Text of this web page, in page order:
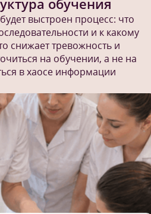
обучения
выстроен процесс: что
и к какому
снижает тревожность и
на обучении, а не на
в хаосе информации